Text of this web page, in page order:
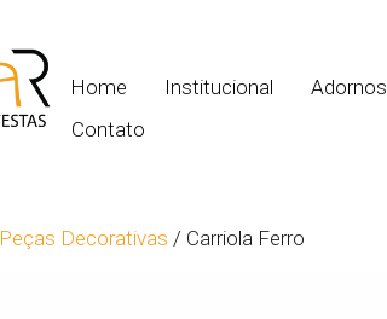
Home Institucional Adornos
Contato
Peças Decorativas / Carriola Ferro